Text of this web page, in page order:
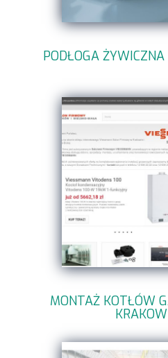
PODŁOGA
MONTAŻ KOTŁÓW